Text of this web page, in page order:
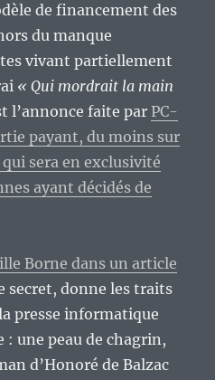
de financement des
du manque
vivant partiellement
« Qui mordrait la main
l’annonce faite par PC-
payant, du moins sur
sera en exclusivité
ayant décidés de
Borne dans un article
secret, donne les traits
presse informatique
une peau de chagrin,
d’Honoré de Balzac